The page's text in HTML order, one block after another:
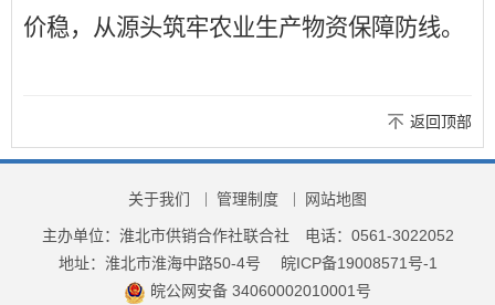
价稳，从源头筑牢农业生产物资保障防线。
返回顶部
关于我们 管理制度 网站地图
主办单位：淮北市供销合作社联合社
电话：0561-3022052
地址：淮北市淮海中路50-4号
皖ICP备19008571号-1
皖公网安备 34060002010001号